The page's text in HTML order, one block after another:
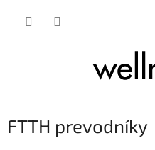
FTTH prevodníky